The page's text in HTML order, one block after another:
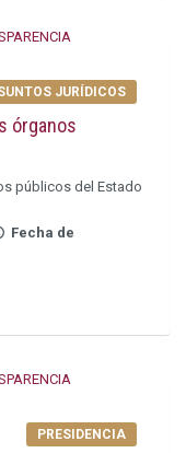
JURÍDICOS
órganos
públicos del Estado
Fecha de
PRESIDENCIA